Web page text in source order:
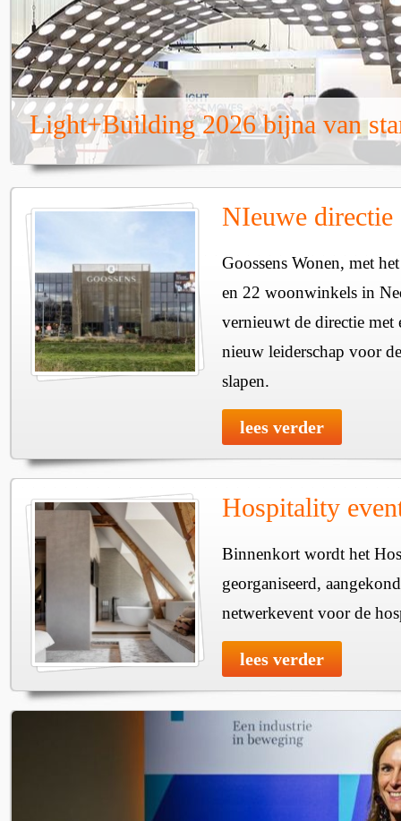
Light+Building 2026 bijna van
NIeuwe directie
Goossens Wonen, met
en 22 woonwinkels in
vernieuwt de directie met
nieuw leiderschap voor
slapen.
lees verder
Hospitality
Binnenkort wordt het
georganiseerd,
netwerkevent voor de
lees verder